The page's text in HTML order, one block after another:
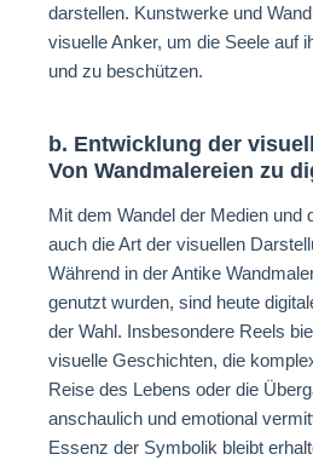
darstellen. Kunstwerke und
visuelle Anker, um die Seele auf
und zu beschützen.
b. Entwicklung der
Von Wandmalereien zu
Mit dem Wandel der Medien und
auch die Art der visuellen
Während in der Antike
genutzt wurden, sind heute
der Wahl. Insbesondere Reels
visuelle Geschichten, die
Reise des Lebens oder die
anschaulich und emotional
Essenz der Symbolik bleibt